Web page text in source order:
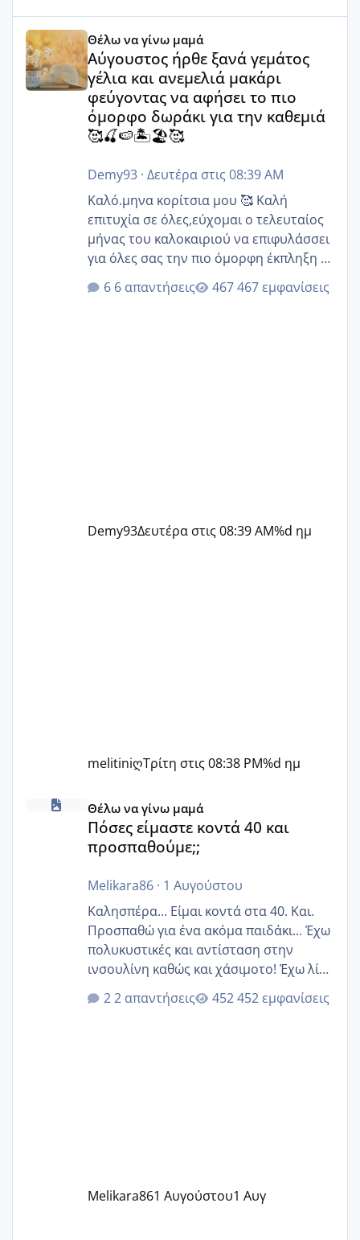
Αύγουστος ήρθε ξανά γεμάτος γέλια και ανεμελιά
Θέλω να γίνω μαμά
Αύγουστος ήρθε ξανά γεμάτος
γέλια και ανεμελιά μακάρι
φεύγοντας να αφήσει το πιο
όμορφο δωράκι για την καθεμιά
🥰🍒🍉🏝️🏖️🥰
Demy93· Δευτέρα στις 08:39 AM
Καλό.μηνα κορίτσια μου 🥰 Καλή
επιτυχία σε όλες,εύχομαι ο τελευταίος
μήνας του καλοκαιριού να επιφυλάσσει
για όλες σας την πιο όμορφη έκπληξη 🧿
@Elk @Melikara86 @Παρασκευαιδου
@Zenia z @melitiniღ @Christi.D.
6 απαντήσεις 467 εμφανίσεις
Demy93Δευτέρα στις 08:39 AM%d ημ
melitiniღΤρίτη στις 08:38 PM%d ημ
Πόσες είμαστε κοντά 40 και προσπαθούμε;;
Θέλω να γίνω μαμά
Πόσες είμαστε κοντά 40 και
προσπαθούμε;;
Melikara86· 1 Αυγούστου
Καλησπέρα... Είμαι κοντά στα 40. Και.
Προσπαθώ για ένα ακόμα παιδάκι... Έχω
πολυκυστικές και αντίσταση στην
ινσουλίνη καθώς και χάσιμοτο! Έχω λίγα
κιλά παραπάνω και όσο κ αν προσπαθώ
δεν χάνω εύκολα! Προσπαθώ για ακόμη
2 απαντήσεις 452 εμφανίσεις
Melikara861 Αυγούστου1 Αυγ